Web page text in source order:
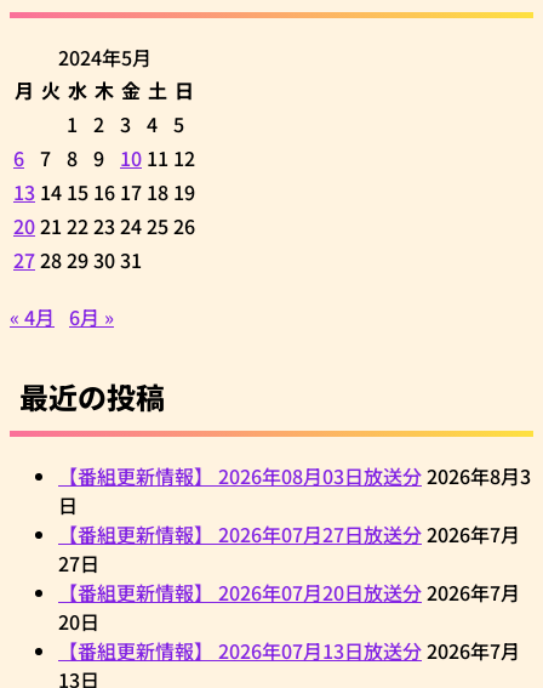
2024年5月
月 火 水 木 金 土 日
1 2 3 4 5
6 7 8 9 10 11 12
13 14 15 16 17 18 19
20212223242526
2728293031
« 4月 6月 »
最近の投稿
【番組更新情報】 2026年08月03日放送分2026年8月3
日
【番組更新情報】 2026年07月27日放送分2026年7月
27日
【番組更新情報】 2026年07月20日放送分2026年7月
20日
【番組更新情報】 2026年07月13日放送分2026年7月
13日